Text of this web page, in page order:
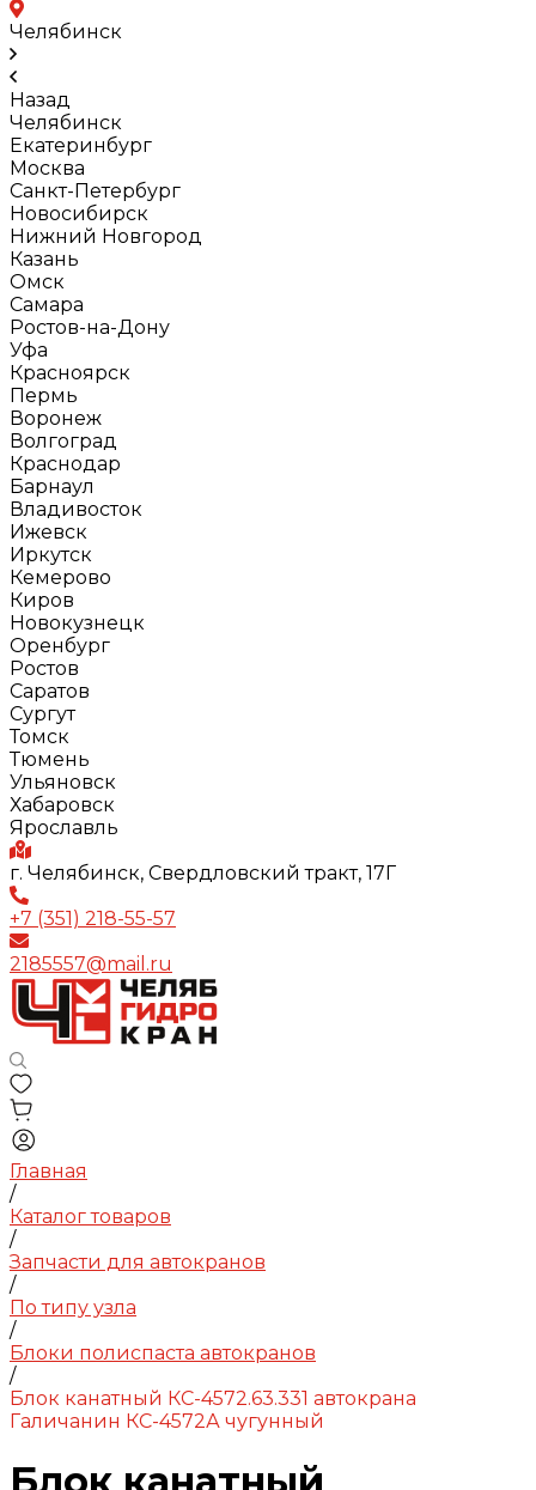
Челябинск
Назад
Челябинск
Екатеринбург
Москва
Санкт-Петербург
Новосибирск
Нижний Новгород
Казань
Омск
Самара
Ростов-на-Дону
Уфа
Красноярск
Пермь
Воронеж
Волгоград
Краснодар
Барнаул
Владивосток
Ижевск
Иркутск
Кемерово
Киров
Новокузнецк
Оренбург
Ростов
Саратов
Сургут
Томск
Тюмень
Ульяновск
Хабаровск
Ярославль
г. Челябинск, Свердловский тракт, 17Г
+7 (351) 218-55-57
2185557@mail.ru
Главная
/
Каталог товаров
/
Запчасти для автокранов
/
По типу узла
/
Блоки полиспаста автокранов
/
Блок канатный КС-4572.63.331 автокрана
Галичанин КС-4572А чугунный